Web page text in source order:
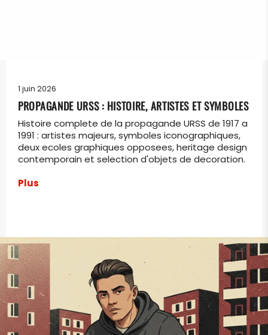
1 juin 2026
PROPAGANDE URSS : HISTOIRE, ARTISTES ET SYMBOLES
Histoire complete de la propagande URSS de 1917 a
1991 : artistes majeurs, symboles iconographiques,
deux ecoles graphiques opposees, heritage design
contemporain et selection d'objets de decoration.
Plus